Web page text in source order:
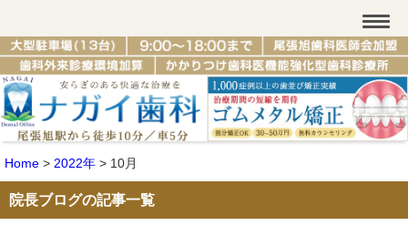
Home > 2022年 > 10月
院長ブログの記事一覧